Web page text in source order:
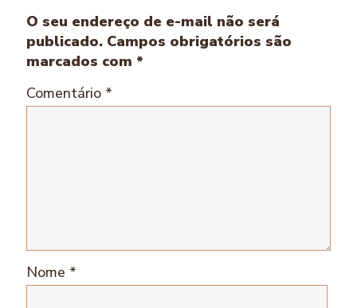
O seu endereço de e-mail não será
publicado. Campos obrigatórios são
marcados com *
Comentário *
Nome *